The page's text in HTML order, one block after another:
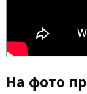
На фото